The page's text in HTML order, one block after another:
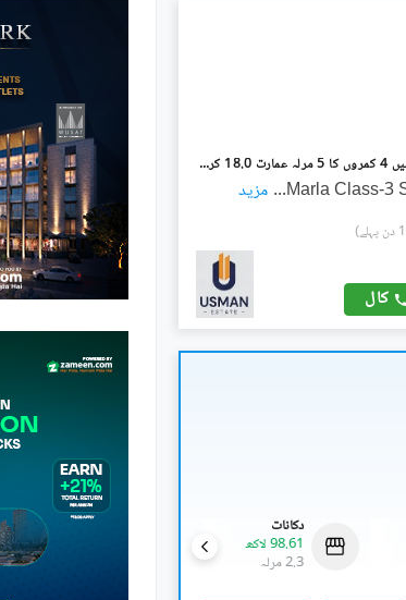
جی ۔ 10/3 جی ۔ 10,اسلام آباد میں 4 کمروں کا 5 مرلہ عمارت 18.0 کروڑ میں برائے فروخت۔
... مزید
کال
دکانات
98.61 لاکھ
2.3 مرلہ